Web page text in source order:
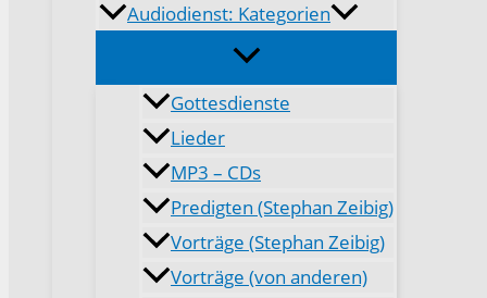
Audiodienst: Kategorien
Gottesdienste
Lieder
MP3 – CDs
Predigten (Stephan Zeibig)
Vorträge (Stephan Zeibig)
Vorträge (von anderen)